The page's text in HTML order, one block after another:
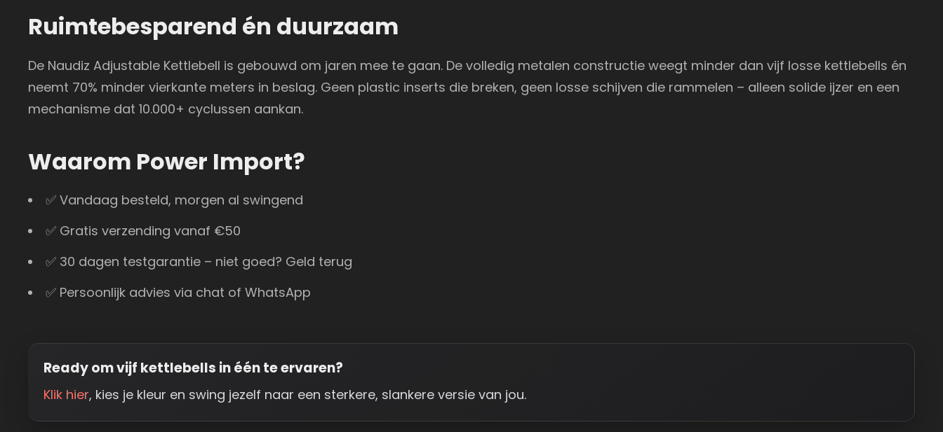
Ruimtebesparend én duurzaam
De Naudiz Adjustable Kettlebell is gebouwd om jaren mee te gaan. De volledig metalen constructie weegt minder dan vijf losse kettlebells én
neemt 70% minder vierkante meters in beslag. Geen plastic inserts die breken, geen losse schijven die rammelen – alleen solide ijzer en een
mechanisme dat 10.000+ cyclussen aankan.
Waarom Power Import?
✅ Vandaag besteld, morgen al swingend
✅ Gratis verzending vanaf €50
✅ 30 dagen testgarantie – niet goed? Geld terug
✅ Persoonlijk advies via chat of WhatsApp
Ready om vijf kettlebells in één te ervaren?
Klik hier, kies je kleur en swing jezelf naar een sterkere, slankere versie van jou.